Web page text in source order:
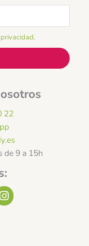
.
22
de 9 a 15h
I
n